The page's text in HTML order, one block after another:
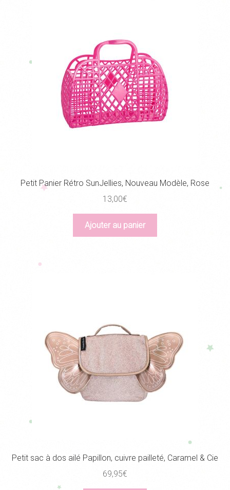
Petit Panier Rétro SunJellies, Nouveau Modèle, Rose
13,00€
Ajouter au panier
Petit sac à dos ailé Papillon, cuivre pailleté, Caramel & Cie
69,95€